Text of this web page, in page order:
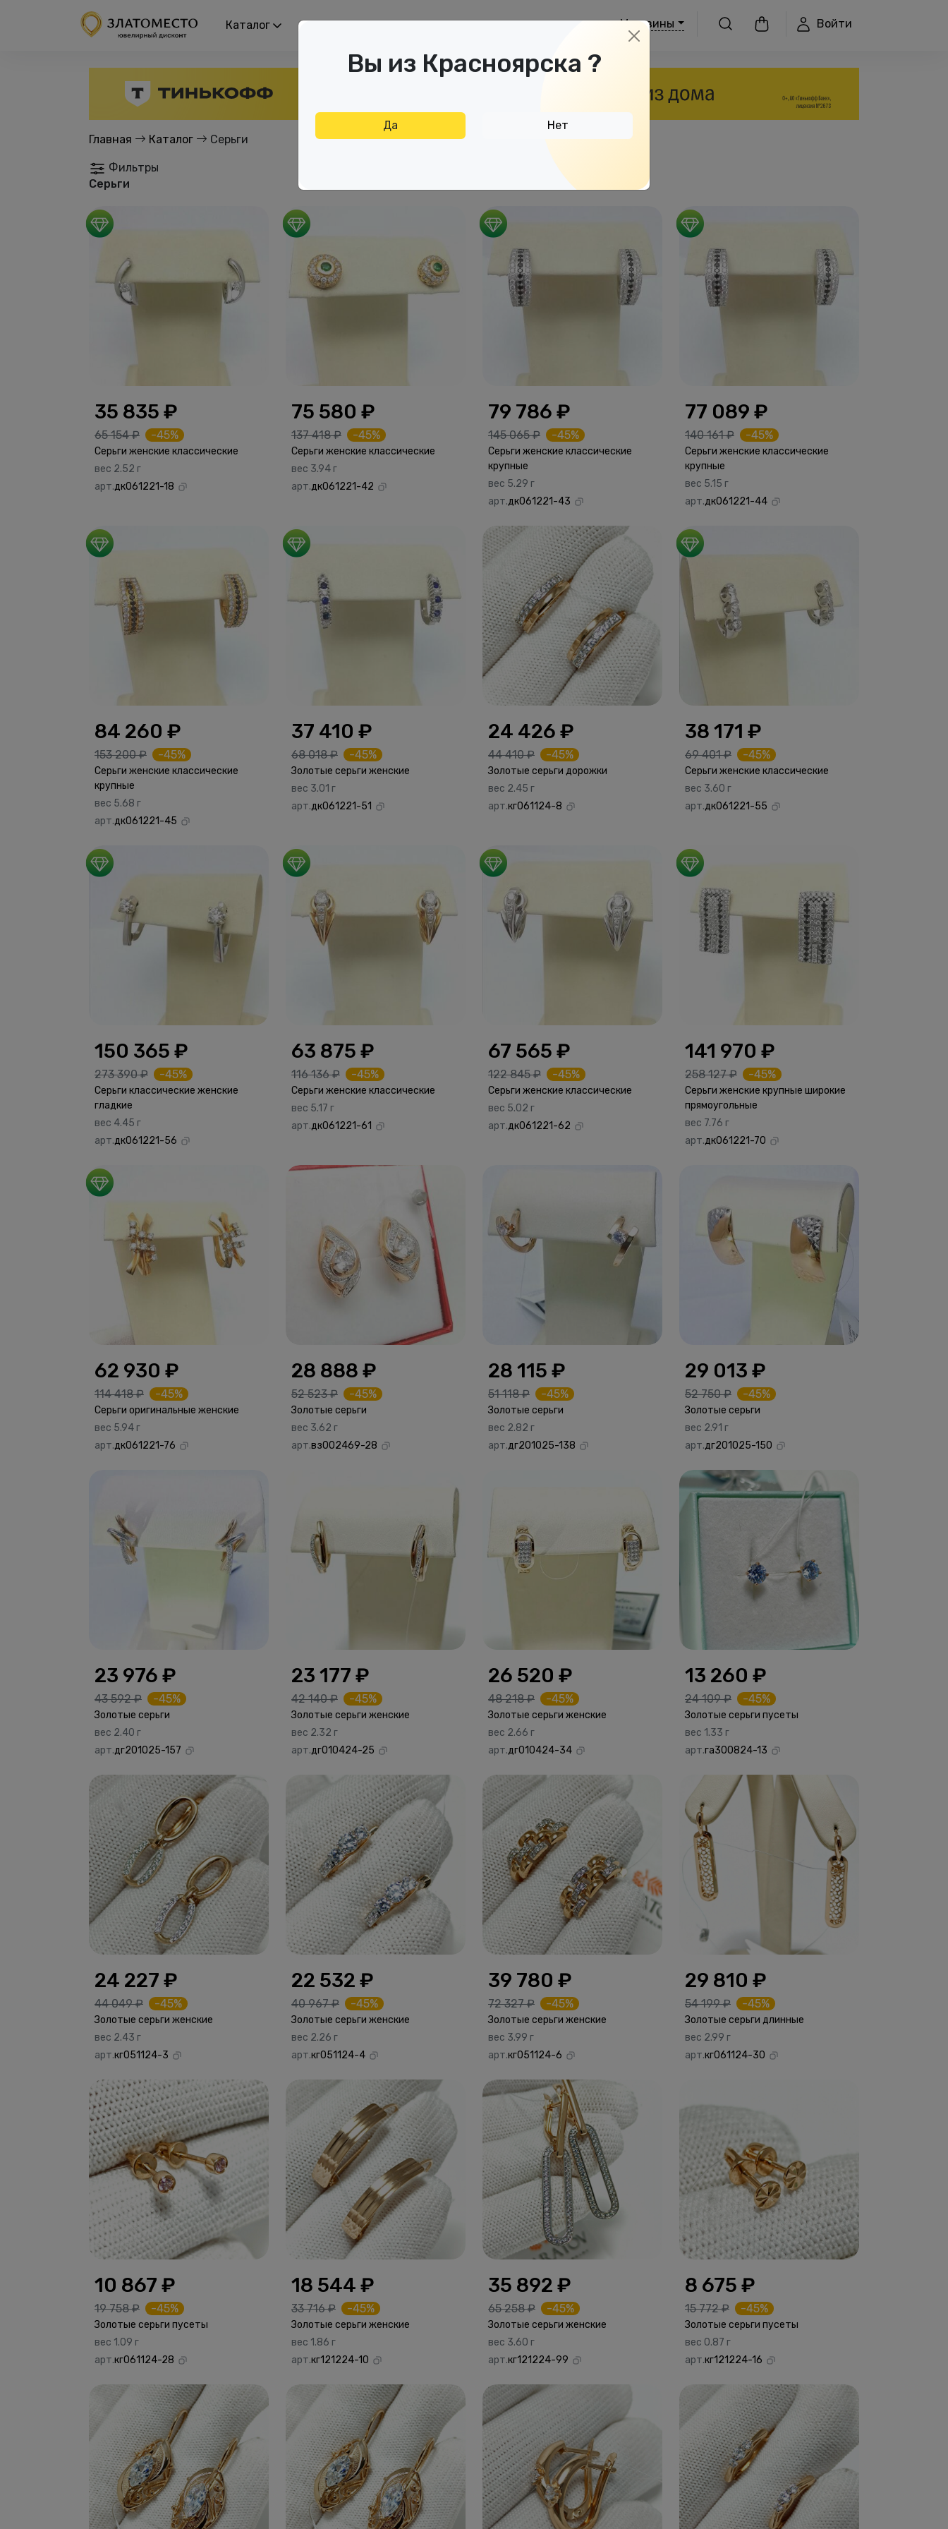
Каталог Распродажа Дисконтная карта Отзывы Магазины Войти
Главная Каталог Серьги
Фильтры
Серьги
35 835 ₽
65 154 ₽ -45%
Серьги женские классические
вес 2.52 г
арт.дк061221-18
75 580 ₽
137 418 ₽ -45%
Серьги женские классические
вес 3.94 г
арт.дк061221-42
79 786 ₽
145 065 ₽ -45%
Серьги женские классические
крупные
вес 5.29 г
арт.дк061221-43
77 089 ₽
140 161 ₽ -45%
Серьги женские классические
крупные
вес 5.15 г
арт.дк061221-44
84 260 ₽
153 200 ₽ -45%
Серьги женские классические
крупные
вес 5.68 г
арт.дк061221-45
37 410 ₽
68 018 ₽ -45%
Золотые серьги женские
вес 3.01 г
арт.дк061221-51
24 426 ₽
44 410 ₽ -45%
Золотые серьги дорожки
вес 2.45 г
арт.кг061124-8
38 171 ₽
69 401 ₽ -45%
Серьги женские классические
вес 3.60 г
арт.дк061221-55
150 365 ₽
273 390 ₽ -45%
Серьги классические женские
гладкие
вес 4.45 г
арт.дк061221-56
63 875 ₽
116 136 ₽ -45%
Серьги женские классические
вес 5.17 г
арт.дк061221-61
67 565 ₽
122 845 ₽ -45%
Серьги женские классические
вес 5.02 г
арт.дк061221-62
141 970 ₽
258 127 ₽ -45%
Серьги женские крупные широкие
прямоугольные
вес 7.76 г
арт.дк061221-70
62 930 ₽
114 418 ₽ -45%
Серьги оригинальные женские
вес 5.94 г
арт.дк061221-76
28 888 ₽
52 523 ₽ -45%
Золотые серьги
вес 3.62 г
арт.вз002469-28
28 115 ₽
51 118 ₽ -45%
Золотые серьги
вес 2.82 г
арт.дг201025-138
29 013 ₽
52 750 ₽ -45%
Золотые серьги
вес 2.91 г
арт.дг201025-150
23 976 ₽
43 592 ₽ -45%
Золотые серьги
вес 2.40 г
арт.дг201025-157
23 177 ₽
42 140 ₽ -45%
Золотые серьги женские
вес 2.32 г
арт.дг010424-25
26 520 ₽
48 218 ₽ -45%
Золотые серьги женские
вес 2.66 г
арт.дг010424-34
13 260 ₽
24 109 ₽ -45%
Золотые серьги пусеты
вес 1.33 г
арт.га300824-13
24 227 ₽
44 049 ₽ -45%
Золотые серьги женские
вес 2.43 г
арт.кг051124-3
22 532 ₽
40 967 ₽ -45%
Золотые серьги женские
вес 2.26 г
арт.кг051124-4
39 780 ₽
72 327 ₽ -45%
Золотые серьги женские
вес 3.99 г
арт.кг051124-6
29 810 ₽
54 199 ₽ -45%
Золотые серьги длинные
вес 2.99 г
арт.кг061124-30
10 867 ₽
19 758 ₽ -45%
Золотые серьги пусеты
вес 1.09 г
арт.кг061124-28
18 544 ₽
33 716 ₽ -45%
Золотые серьги женские
вес 1.86 г
арт.кг121224-10
35 892 ₽
65 258 ₽ -45%
Золотые серьги женские
вес 3.60 г
арт.кг121224-99
8 675 ₽
15 772 ₽ -45%
Золотые серьги пусеты
вес 0.87 г
арт.кг121224-16
Вы из Красноярска ?
Да Нет